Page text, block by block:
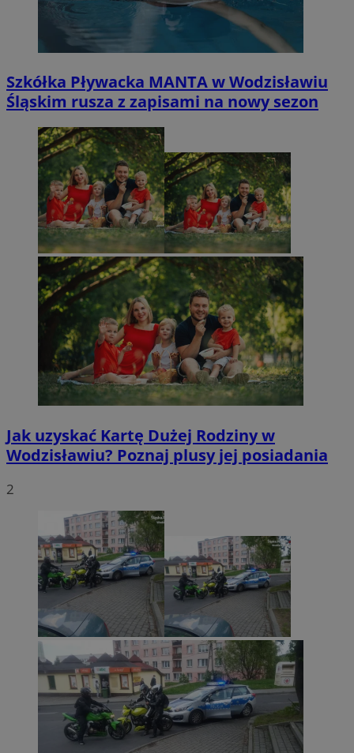
Szkółka Pływacka MANTA w Wodzisławiu
Śląskim rusza z zapisami na nowy sezon
Jak uzyskać Kartę Dużej Rodziny w
Wodzisławiu? Poznaj plusy jej posiadania
2